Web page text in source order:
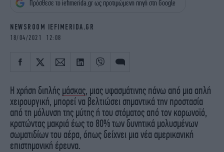
iBOOKS
ΖΩΔΙΑ
MEDIA
NEWSLETTER
Πρόσθεσε το iefimerida.gr ως προτιμώμενη πηγή στη Google
NEWSROOM IEFIMERIDA.GR
18/04/2021 12:08
Η χρήση διπλής μάσκας, μιας υφασμάτινης πάνω από μια απλή
χειρουργική, μπορεί να βελτιώσει σημαντικά την προστασία
από τη μόλυνση της μύτης ή του στόματος από τον κορωνοϊό,
κρατώντας μακριά έως το 80% των δυνητικά μολυσμένων
σωματιδίων του αέρα, όπως δείχνει μια νέα αμερικανική
επιστημονική έρευνα.